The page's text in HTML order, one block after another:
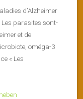
d’Alzheimer
Les parasites sont-
et de
oméga-3
« Les